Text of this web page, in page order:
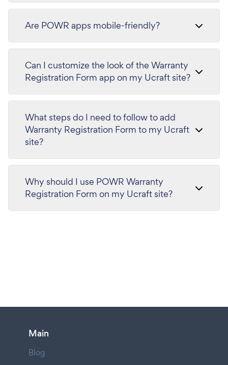
Are POWR apps mobile-friendly?
Can I customize the look of the Warranty
Registration Form app on my Ucraft site?
What steps do I need to follow to add
Warranty Registration Form to my Ucraft
site?
Why should I use POWR Warranty
Registration Form on my Ucraft site?
Main
Blog